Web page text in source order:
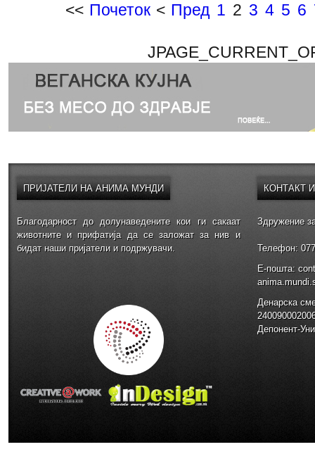
<< Почеток < Пред 1 2 3 4 5 6
ПРИЈАТЕЛИНА АНИМА МУНДИ
Благодарност до долунаведените кои ги сакаат
животните и прифатија да се заложат за нив и
бидат наши пријатели и подржувачи.
КОНТАКТ
Здружение
Телефон:
E-пошта:
Денарска
Депонент-